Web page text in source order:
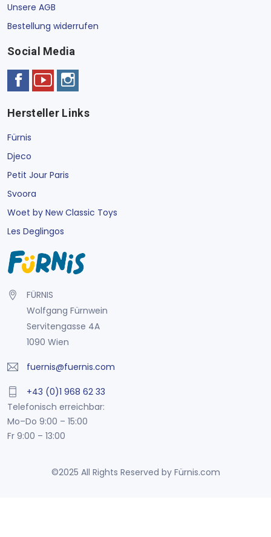
Unsere AGB
Bestellung widerrufen
Social Media
Hersteller Links
Fürnis
Djeco
Petit Jour Paris
Svoora
Woet by New Classic Toys
Les Deglingos
FÜRNIS
Wolfgang Fürnwein
Servitengasse 4A
1090 Wien
fuernis@fuernis.com
+43 (0)1 968 62 33
Telefonisch erreichbar:
Mo–Do 9:00 – 15:00
Fr 9:00 – 13:00
©2025 All Rights Reserved by Fürnis.com